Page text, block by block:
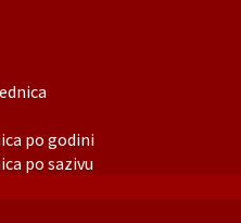
po godini
po sazivu